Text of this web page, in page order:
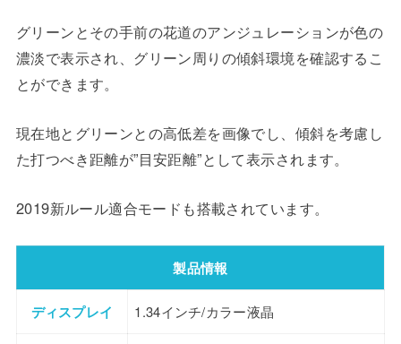
グリーンとその手前の花道のアンジュレーションが色の
濃淡で表示され、グリーン周りの傾斜環境を確認するこ
とができます。
現在地とグリーンとの高低差を画像でし、傾斜を考慮し
た打つべき距離が”目安距離”として表示されます。
2019新ルール適合モードも搭載されています。
製品情報
ディスプレイ 1.34インチ/カラー液晶